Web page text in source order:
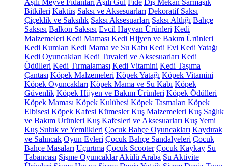
Aşılı Meyve Fidanları Aşılı Gül Fide Dış Mekan Sarmaşık
Bitkileri Kaktüs Saksı ve Aksesuarları Dekoratif Saksı
Çiçeklik ve Saksılık Saksı Aksesuarları Saksı Altlığı Bahçe
Saksısı Balkon Saksısı Evcil Hayvan Ürünleri Kedi
Malzemeleri Kedi Maması Kedi Hijyen ve Bakım Ürünleri
Kedi Kumları Kedi Mama ve Su Kabı Kedi Evi Kedi Yatağı
Kedi Oyuncakları Kedi Tuvaleti ve Aksesuarları Kedi
Ödülleri Kedi Tırmalaması Kedi Vitamini Kedi Taşıma
Çantası Köpek Malzemeleri Köpek Yatağı Köpek Vitamini
Köpek Oyuncakları Köpek Mama ve Su Kabı Köpek
Güvenlik Köpek Hijyen ve Bakım Ürünleri Köpek Ödülleri
Köpek Maması Köpek Kulübesi Köpek Tasmaları Köpek
Elbisesi Köpek Kafesi Kümesler Kuş Malzemeleri Kuş Sağlık
ve Bakım Ürünleri Kuş Kafesleri ve Aksesuarları Kuş Yemi
Kuş Suluk ve Yemlikleri Çocuk Bahçe Oyuncakları Kaydırak
ve Salıncak Oyun Evleri Çocuk Bahçe Sandalyeleri Çocuk
Bahçe Masaları Uçurtma Çocuk Scooter Çocuk Kaykay Su
Tabancası Şişme Oyuncaklar Akülü Araba Su Aktivite